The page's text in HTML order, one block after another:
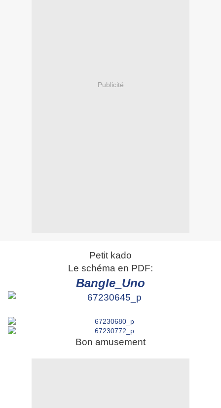
Publicité
Petit kado
Le schéma en PDF:
Bangle_Uno
Bon amusement